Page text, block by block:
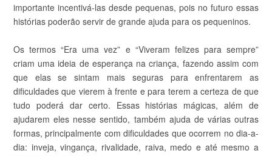
importante incentivá-las desde pequenas, pois no futuro essas
histórias poderão servir de grande ajuda para os pequeninos.
Os termos “Era uma vez” e “Viveram felizes para sempre”
criam uma ideia de esperança na criança, fazendo assim com
que elas se sintam mais seguras para enfrentarem as
dificuldades que vierem à frente e para terem a certeza de que
tudo poderá dar certo. Essas histórias mágicas, além de
ajudarem eles nesse sentido, também ajuda de várias outras
formas, principalmente com dificuldades que ocorrem no dia-a-
dia: inveja, vingança, rivalidade, raiva, medo e até mesmo a